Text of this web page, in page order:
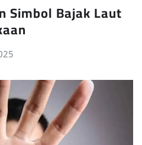
Simbol Bajak Laut